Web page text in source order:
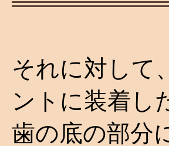
それに対して
ントに装着し
歯の底の部分